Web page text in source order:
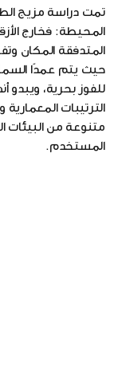
تمت دراسة مزيج
المحيطة: فخارج
المتدفقة المكان
حيث يتم عمدًا
للفوز بحرية،
الترتيبات
متنوعة من البيئات
المستخدم.